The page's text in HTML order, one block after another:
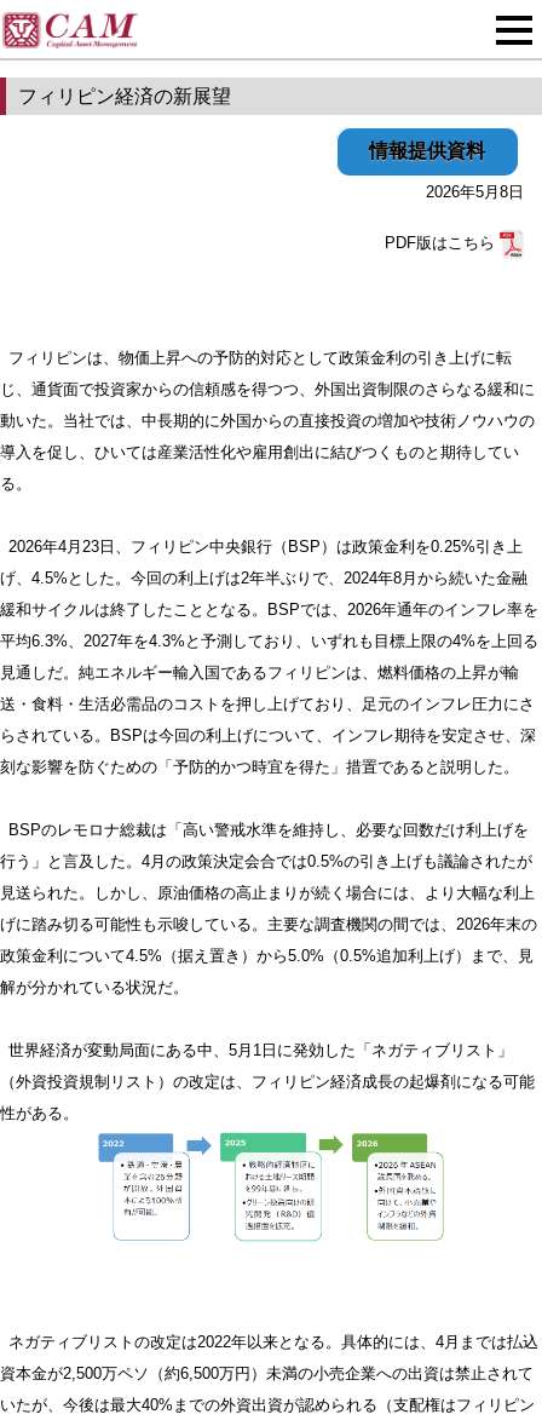
フィリピン経済の新展望
情報提供資料
2026年5月8日
PDF版はこちら
フィリピンは、物価上昇への予防的対応として政策金利の引き上げに転
じ、通貨面で投資家からの信頼感を得つつ、外国出資制限のさらなる緩和に
動いた。当社では、中長期的に外国からの直接投資の増加や技術ノウハウの
導入を促し、ひいては産業活性化や雇用創出に結びつくものと期待してい
る。
2026年4月23日、フィリピン中央銀行（BSP）は政策金利を0.25%引き上
げ、4.5%とした。今回の利上げは2年半ぶりで、2024年8月から続いた金融
緩和サイクルは終了したこととなる。BSPでは、2026年通年のインフレ率を
平均6.3%、2027年を4.3%と予測しており、いずれも目標上限の4%を上回る
見通しだ。純エネルギー輸入国であるフィリピンは、燃料価格の上昇が輸
送・食料・生活必需品のコストを押し上げており、足元のインフレ圧力にさ
らされている。BSPは今回の利上げについて、インフレ期待を安定させ、深
刻な影響を防ぐための「予防的かつ時宜を得た」措置であると説明した。
BSPのレモロナ総裁は「高い警戒水準を維持し、必要な回数だけ利上げを
行う」と言及した。4月の政策決定会合では0.5%の引き上げも議論されたが
見送られた。しかし、原油価格の高止まりが続く場合には、より大幅な利上
げに踏み切る可能性も示唆している。主要な調査機関の間では、2026年末の
政策金利について4.5%（据え置き）から5.0%（0.5%追加利上げ）まで、見
解が分かれている状況だ。
世界経済が変動局面にある中、5月1日に発効した「ネガティブリスト」
（外資投資規制リスト）の改定は、フィリピン経済成長の起爆剤になる可能
性がある。
ネガティブリストの改定は2022年以来となる。具体的には、4月までは払込
資本金が2,500万ペソ（約6,500万円）未満の小売企業への出資は禁止されて
いたが、今後は最大40%までの外資出資が認められる（支配権はフィリピン